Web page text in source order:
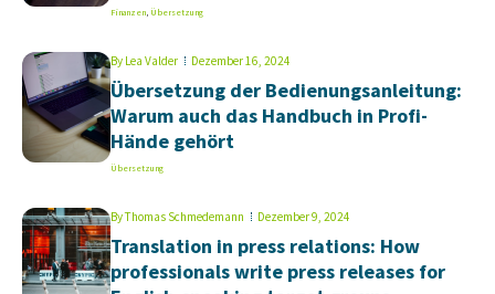
Finanzen, Übersetzung
By Lea Valder Dezember 16, 2024
Übersetzung der Bedienungsanleitung:
Warum auch das Handbuch in Profi-
Hände gehört
Übersetzung
ByThomas Schmedemann Dezember 9, 2024
Translation in press relations: How
professionals write press releases for